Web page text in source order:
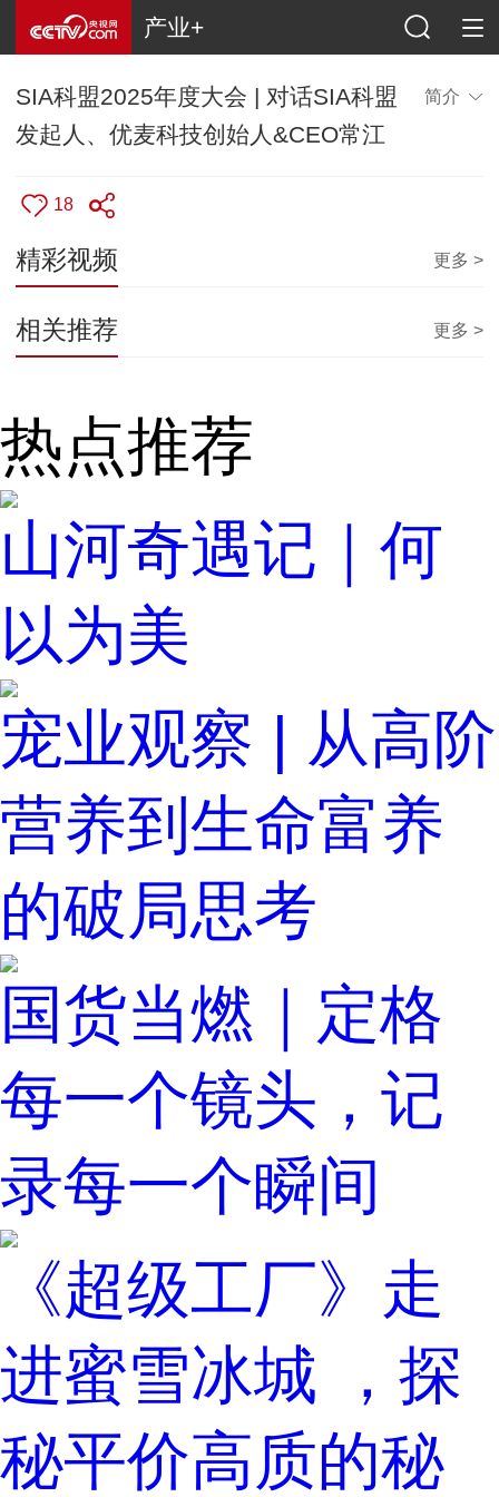
产业+
SIA科盟2025年度大会 | 对话SIA科盟
发起人、优麦科技创始人&CEO常江
简介
18
精彩视频 更多 >
相关推荐 更多 >
热点推荐
山河奇遇记｜何
以为美
宠业观察 | 从高阶
营养到生命富养
的破局思考
国货当燃｜定格
每一个镜头，记
录每一个瞬间
《超级工厂》走
进蜜雪冰城 ，探
秘平价高质的秘